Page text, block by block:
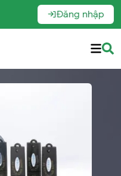
Đăng nhập